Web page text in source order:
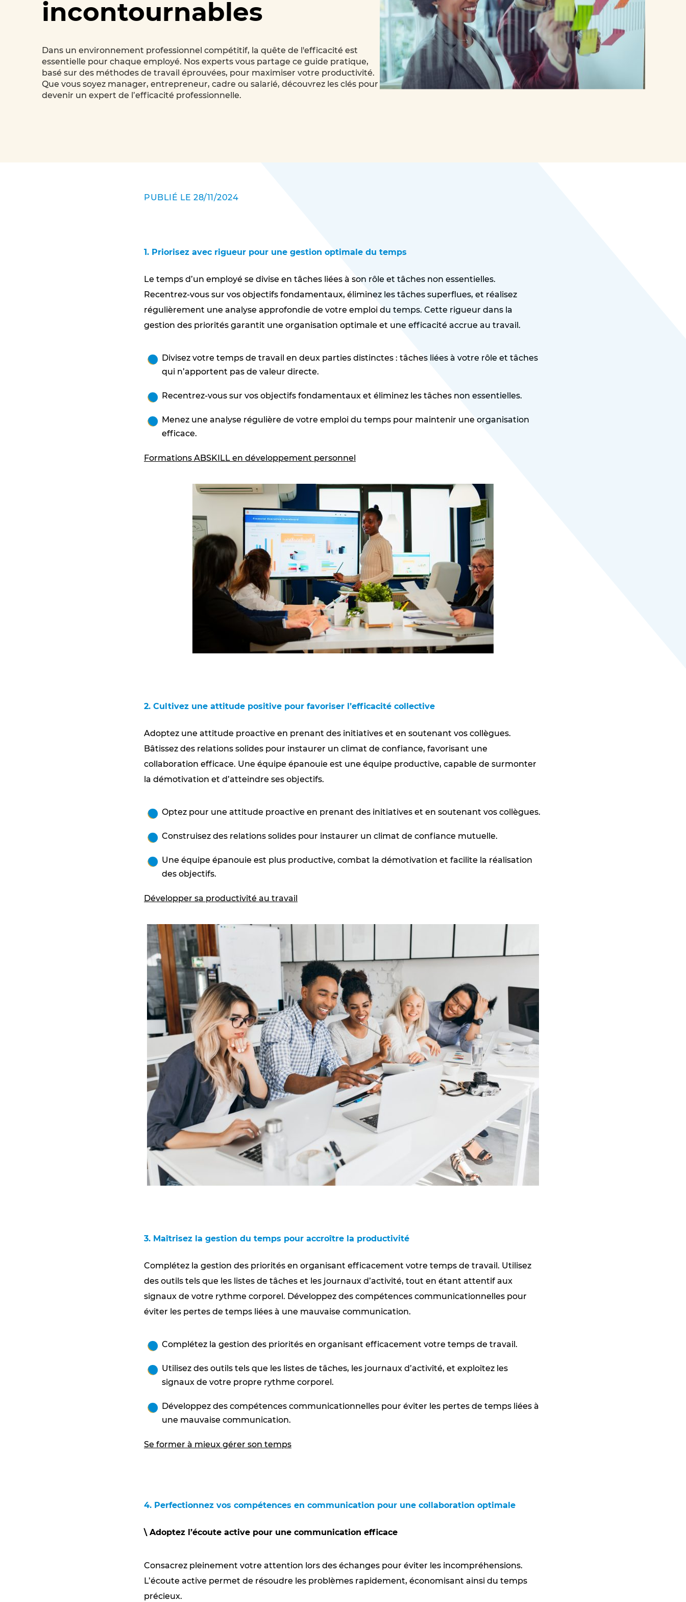
Formations IA
Formations
Cybersécurité
Formations
transition
écologique
Nos classes virtuelles
Nos classes
virtuelles
Formation au management de la prévention des risques
professionnels pour le secteur du transport et de la
logistique – dispositif sectoriel Transport et Logistique
Formations Middle Management pour le secteur de
l’automobile
incontournables
Dans un environnement professionnel compétitif, la quête de l'efficacité est
essentielle pour chaque employé. Nos experts vous partage ce guide pratique,
basé sur des méthodes de travail éprouvées, pour maximiser votre productivité.
Que vous soyez manager, entrepreneur, cadre ou salarié, découvrez les clés pour
devenir un expert de l’efficacité professionnelle.
PUBLIÉ LE 28/11/2024
1. Priorisez avec rigueur pour une gestion optimale du temps
Le temps d’un employé se divise en tâches liées à son rôle et tâches non essentielles.
Recentrez-vous sur vos objectifs fondamentaux, éliminez les tâches superflues, et réalisez
régulièrement une analyse approfondie de votre emploi du temps. Cette rigueur dans la
gestion des priorités garantit une organisation optimale et une efficacité accrue au travail.
Divisez votre temps de travail en deux parties distinctes : tâches liées à votre rôle et tâches
qui n’apportent pas de valeur directe.
Recentrez-vous sur vos objectifs fondamentaux et éliminez les tâches non essentielles.
Menez une analyse régulière de votre emploi du temps pour maintenir une organisation
efficace.
Formations ABSKILL en développement personnel
2. Cultivez une attitude positive pour favoriser l’efficacité collective
Adoptez une attitude proactive en prenant des initiatives et en soutenant vos collègues.
Bâtissez des relations solides pour instaurer un climat de confiance, favorisant une
collaboration efficace. Une équipe épanouie est une équipe productive, capable de surmonter
la démotivation et d’atteindre ses objectifs.
Optez pour une attitude proactive en prenant des initiatives et en soutenant vos collègues.
Construisez des relations solides pour instaurer un climat de confiance mutuelle.
Une équipe épanouie est plus productive, combat la démotivation et facilite la réalisation
des objectifs.
Développer sa productivité au travail
3. Maîtrisez la gestion du temps pour accroître la productivité
Complétez la gestion des priorités en organisant efficacement votre temps de travail. Utilisez
des outils tels que les listes de tâches et les journaux d’activité, tout en étant attentif aux
signaux de votre rythme corporel. Développez des compétences communicationnelles pour
éviter les pertes de temps liées à une mauvaise communication.
Complétez la gestion des priorités en organisant efficacement votre temps de travail.
Utilisez des outils tels que les listes de tâches, les journaux d’activité, et exploitez les
signaux de votre propre rythme corporel.
Développez des compétences communicationnelles pour éviter les pertes de temps liées à
une mauvaise communication.
Se former à mieux gérer son temps
4. Perfectionnez vos compétences en communication pour une collaboration optimale
\ Adoptez l’écoute active pour une communication efficace
Consacrez pleinement votre attention lors des échanges pour éviter les incompréhensions.
L’écoute active permet de résoudre les problèmes rapidement, économisant ainsi du temps
précieux.